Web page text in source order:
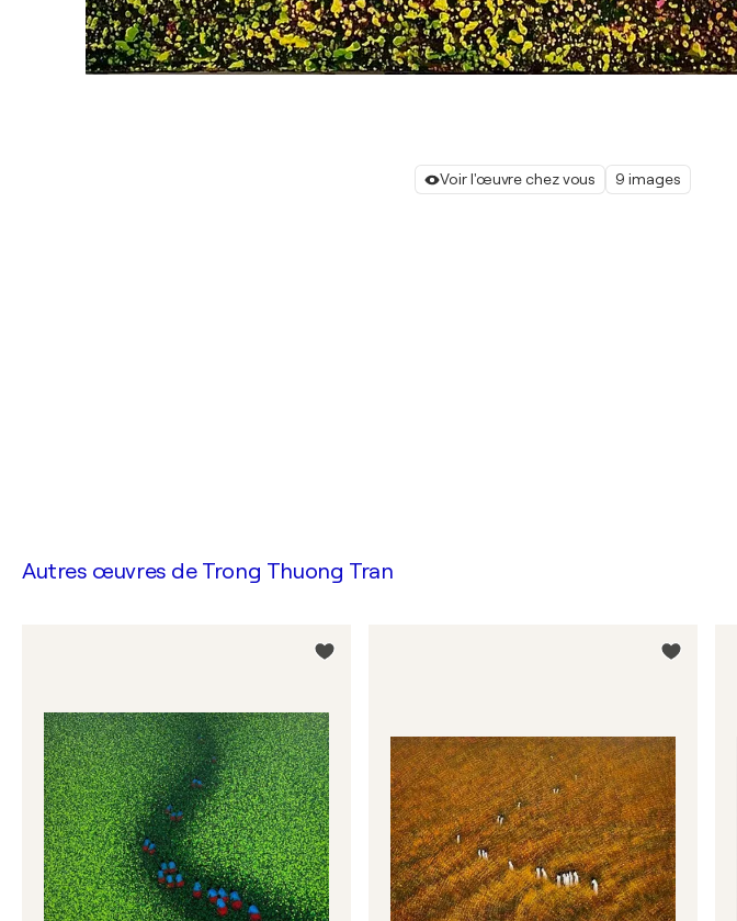
Voir l'œuvre chez vous 9 images
Autres œuvres de Trong Thuong Tran